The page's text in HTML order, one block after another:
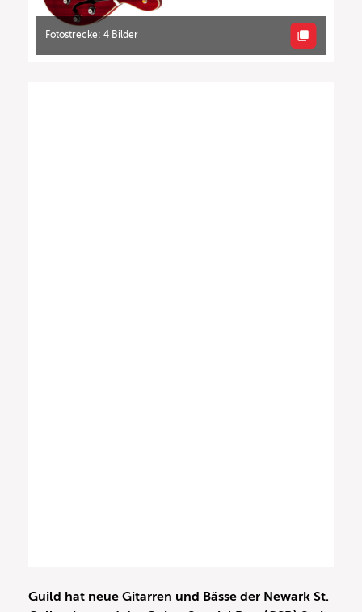
Fotostrecke: 4 Bilder
Guild hat neue Gitarren und Bässe der Newark St.